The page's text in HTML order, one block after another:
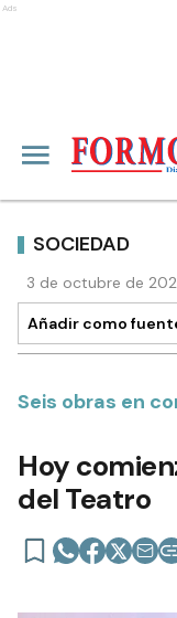
Ads
SOCIEDAD
3 de octubre de
Añadir como
Seis obras en
Hoy
del Teatro